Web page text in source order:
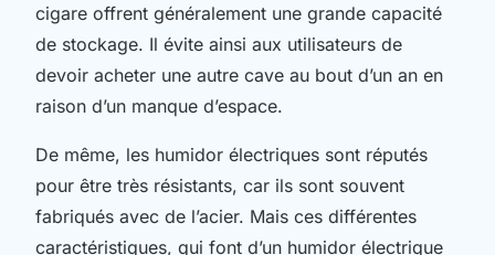
cigare offrent généralement une grande capacité
de stockage. Il évite ainsi aux utilisateurs de
devoir acheter une autre cave au bout d’un an en
raison d’un manque d’espace.
De même, les humidor électriques sont réputés
pour être très résistants, car ils sont souvent
fabriqués avec de l’acier. Mais ces différentes
caractéristiques, qui font d’un humidor électrique